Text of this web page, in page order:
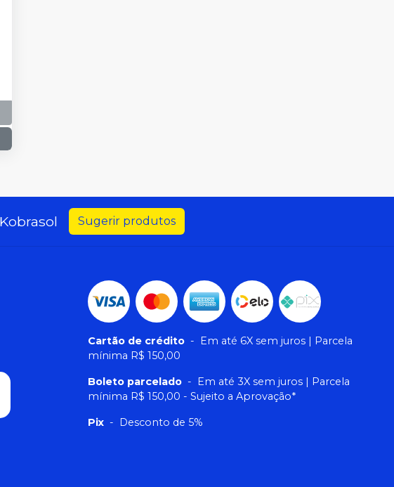
Sugerir produtos
Cartão de crédito - Em até 6X sem juros | Parcela
mínima R$ 150,00
Boleto parcelado - Em até 3X sem juros | Parcela
mínima R$ 150,00 - Sujeito a Aprovação*
Pix - Desconto de 5%